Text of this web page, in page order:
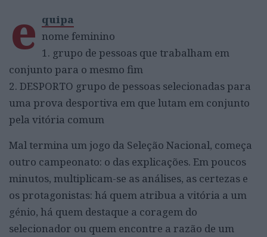
e quipa
nome feminino
1. grupo de pessoas que trabalham em
conjunto para o mesmo fim
2. DESPORTO grupo de pessoas selecionadas para
uma prova desportiva em que lutam em conjunto
pela vitória comum
Mal termina um jogo da Seleção Nacional, começa
outro campeonato: o das explicações. Em poucos
minutos, multiplicam-se as análises, as certezas e
os protagonistas: há quem atribua a vitória a um
génio, há quem destaque a coragem do
selecionador ou quem encontre a razão de um